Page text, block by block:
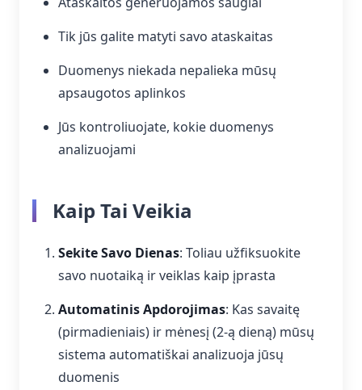
Tik jūs galite matyti savo ataskaitas
Duomenys niekada nepalieka mūsų
apsaugotos aplinkos
Jūs kontroliuojate, kokie duomenys
analizuojami
Kaip Tai Veikia
Sekite Savo Dienas: Toliau užfiksuokite
savo nuotaiką ir veiklas kaip įprasta
Automatinis Apdorojimas: Kas savaitę
(pirmadieniais) ir mėnesį (2-ą dieną) mūsų
sistema automatiškai analizuoja jūsų
duomenis